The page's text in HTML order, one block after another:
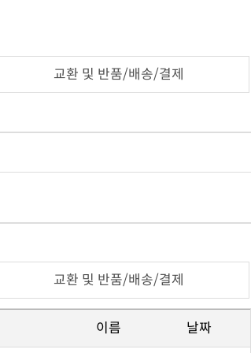
교환 및 반품/배송/결제
교환 및 반품/배송/결제
이름 날짜